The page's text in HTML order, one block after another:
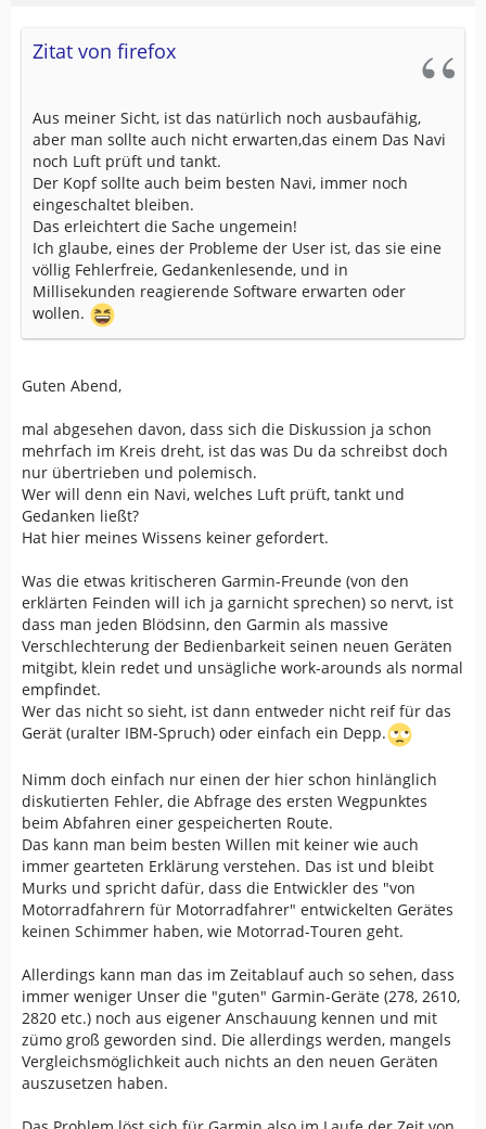
Zitat von firefox
Aus meiner Sicht, ist das natürlich noch ausbaufähig,
aber man sollte auch nicht erwarten,das einem Das Navi
noch Luft prüft und tankt.
Der Kopf sollte auch beim besten Navi, immer noch
eingeschaltet bleiben.
Das erleichtert die Sache ungemein!
Ich glaube, eines der Probleme der User ist, das sie eine
völlig Fehlerfreie, Gedankenlesende, und in
Millisekunden reagierende Software erwarten oder
wollen.
Guten Abend,
mal abgesehen davon, dass sich die Diskussion ja schon
mehrfach im Kreis dreht, ist das was Du da schreibst doch
nur übertrieben und polemisch.
Wer will denn ein Navi, welches Luft prüft, tankt und
Gedanken ließt?
Hat hier meines Wissens keiner gefordert.
Was die etwas kritischeren Garmin-Freunde (von den
erklärten Feinden will ich ja garnicht sprechen) so nervt, ist
dass man jeden Blödsinn, den Garmin als massive
Verschlechterung der Bedienbarkeit seinen neuen Geräten
mitgibt, klein redet und unsägliche work-arounds als normal
empfindet.
Wer das nicht so sieht, ist dann entweder nicht reif für das
Gerät (uralter IBM-Spruch) oder einfach ein Depp.
Nimm doch einfach nur einen der hier schon hinlänglich
diskutierten Fehler, die Abfrage des ersten Wegpunktes
beim Abfahren einer gespeicherten Route.
Das kann man beim besten Willen mit keiner wie auch
immer gearteten Erklärung verstehen. Das ist und bleibt
Murks und spricht dafür, dass die Entwickler des "von
Motorradfahrern für Motorradfahrer" entwickelten Gerätes
keinen Schimmer haben, wie Motorrad-Touren geht.
Allerdings kann man das im Zeitablauf auch so sehen, dass
immer weniger Unser die "guten" Garmin-Geräte (278, 2610,
2820 etc.) noch aus eigener Anschauung kennen und mit
zümo groß geworden sind. Die allerdings werden, mangels
Vergleichsmöglichkeit auch nichts an den neuen Geräten
auszusetzen haben.